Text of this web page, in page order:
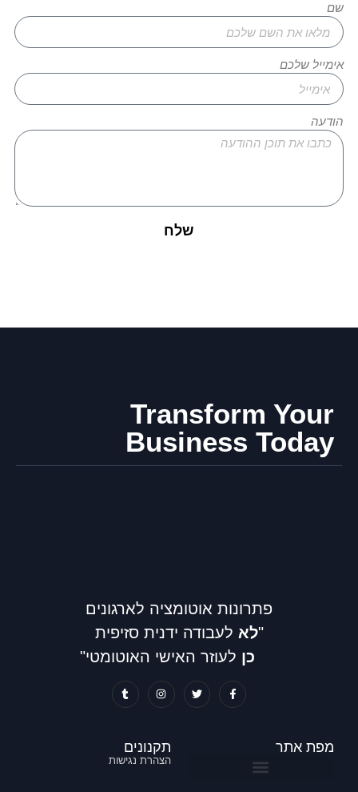
שם
אימייל שלכם
הודעה
שלח
Transform Your
Business Today
פתרונות אוטומציה לארגונים
"לא לעבודה ידנית סזיפית
כן לעוזר האישי האוטומטי"
מפת אתר תקנונים
הצהרת נגישות